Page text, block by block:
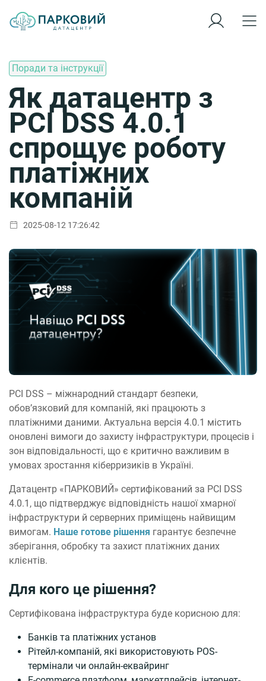
Поради та інструкції
Як датацентр з
PCI DSS 4.0.1
спрощує роботу
платіжних
компаній
2025-08-12 17:26:42
PCI DSS – міжнародний стандарт безпеки,
обов’язковий для компаній, які працюють з
платіжними даними. Актуальна версія 4.0.1 містить
оновлені вимоги до захисту інфраструктури, процесів і
зон відповідальності, що є критично важливим в
умовах зростання кіберризиків в Україні.
Датацентр «ПАРКОВИЙ» сертифікований за PCI DSS
4.0.1, що підтверджує відповідність нашої хмарної
інфраструктури й серверних приміщень найвищим
вимогам. Наше готове рішення гарантує безпечне
зберігання, обробку та захист платіжних даних
клієнтів.
Для кого це рішення?
Сертифікована інфраструктура буде корисною для:
Банків та платіжних установ
Рітейл-компаній, які використовують POS-
термінали чи онлайн-еквайринг